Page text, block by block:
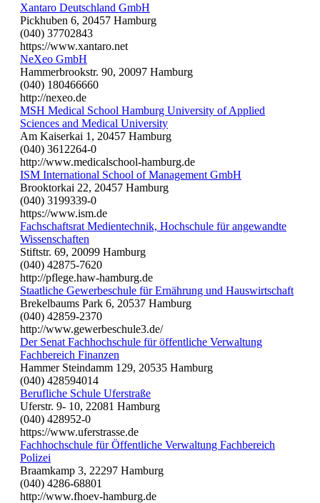
Xantaro Deutschland GmbH
Pickhuben 6, 20457 Hamburg
(040) 37702843
https://www.xantaro.net
NeXeo GmbH
Hammerbrookstr. 90, 20097 Hamburg
(040) 180466660
http://nexeo.de
MSH Medical School Hamburg University of Applied
Sciences and Medical University
Am Kaiserkai 1, 20457 Hamburg
(040) 3612264-0
http://www.medicalschool-hamburg.de
ISM International School of Management GmbH
Brooktorkai 22, 20457 Hamburg
(040) 3199339-0
https://www.ism.de
Fachschaftsrat Medientechnik, Hochschule für angewandte
Wissenschaften
Stiftstr. 69, 20099 Hamburg
(040) 42875-7620
http://pflege.haw-hamburg.de
Staatliche Gewerbeschule für Ernährung und Hauswirtschaft
Brekelbaums Park 6, 20537 Hamburg
(040) 42859-2370
http://www.gewerbeschule3.de/
Der Senat Fachhochschule für öffentliche Verwaltung
Fachbereich Finanzen
Hammer Steindamm 129, 20535 Hamburg
(040) 428594014
Berufliche Schule Uferstraße
Uferstr. 9- 10, 22081 Hamburg
(040) 428952-0
https://www.uferstrasse.de
Fachhochschule für Öffentliche Verwaltung Fachbereich
Polizei
Braamkamp 3, 22297 Hamburg
(040) 4286-68801
http://www.fhoev-hamburg.de